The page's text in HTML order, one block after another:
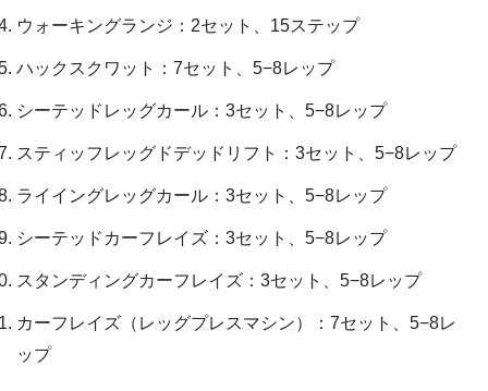
ウォーキングランジ：2セット、15ステップ
ハックスクワット：7セット、5−8レップ
シーテッドレッグカール：3セット、5−8レップ
スティッフレッグドデッドリフト：3セット、5−8レップ
ライイングレッグカール：3セット、5−8レップ
シーテッドカーフレイズ：3セット、5−8レップ
スタンディングカーフレイズ：3セット、5−8レップ
カーフレイズ（レッグプレスマシン）：7セット、5−8レ
ップ